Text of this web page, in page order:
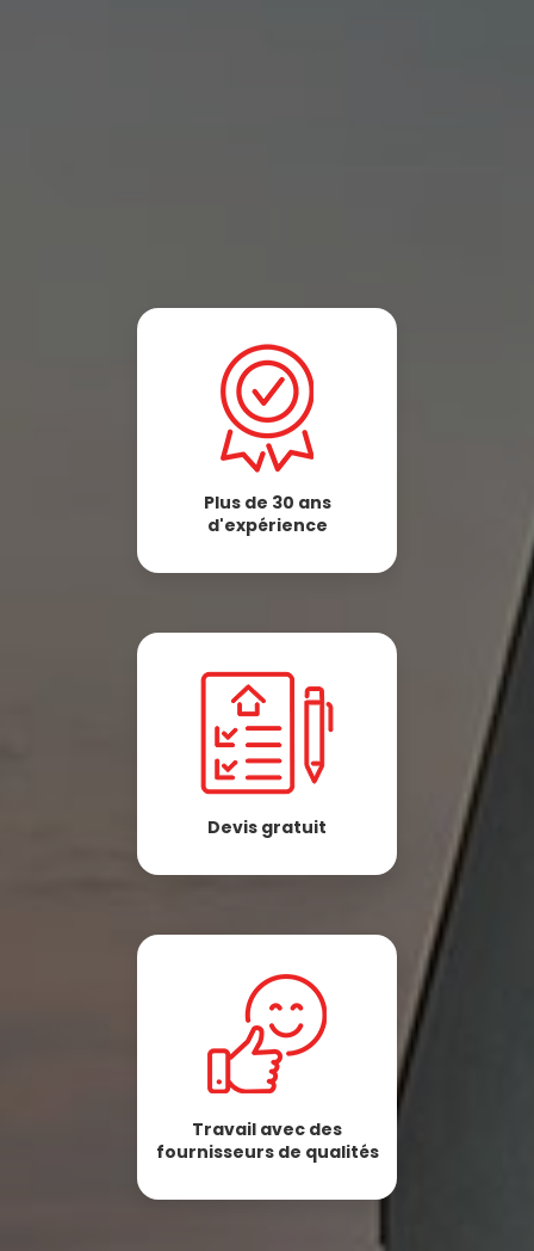
Plus de 30 ans
d'expérience
Devis gratuit
Travail avec des
fournisseurs de qualités